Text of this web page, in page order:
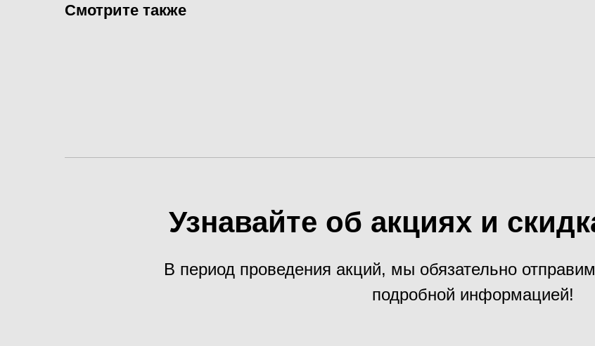
Смотрите также
Узнавайте об акциях и
В период проведения акций, мы обязательно
подробной информацией!